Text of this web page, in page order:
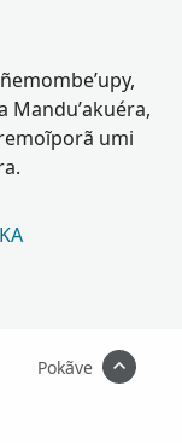
Mandu’akuéra,
umi
Pokãve